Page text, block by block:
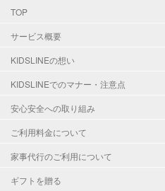
お子様の撮影
対応可能/特徴
障がい児対応
レッスン
TOP
サービス概要
KIDSLINEの想い
KIDSLINEでのマナー・注意点
安心安全への取り組み
ご利用料金について
家事代行のご利用について
ギフトを贈る